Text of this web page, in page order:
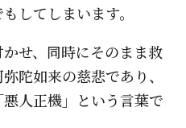
してしまいます。
せ、同時にそのまま救
陀如来の慈悲であり、
人正機」という言葉で